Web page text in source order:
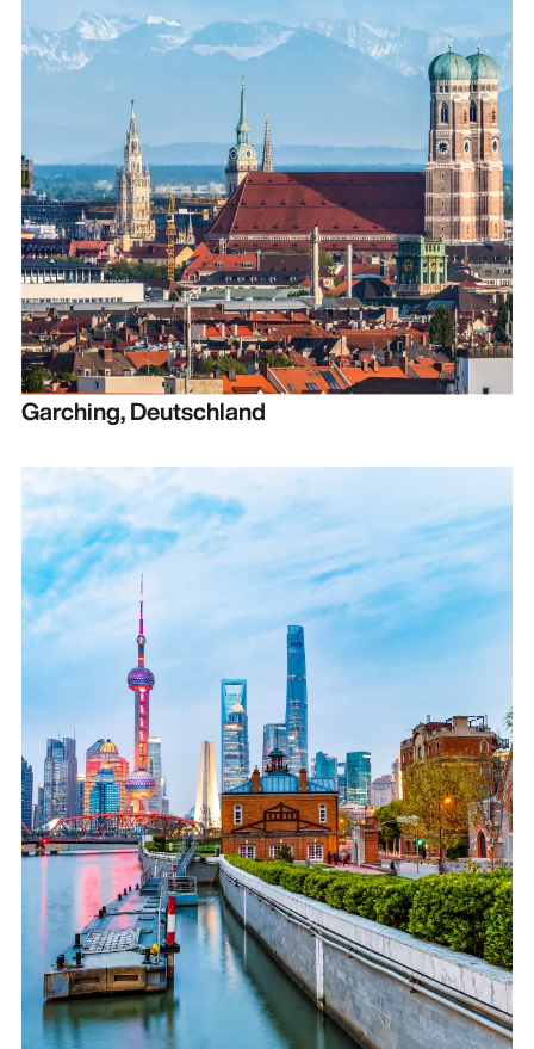
Garching, Deutschland